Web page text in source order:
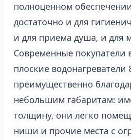
полноценном
достаточно и для
и для приема душа, и для
Современные покупатели
плоские водонагреватели
преимущественно
небольшим габаритам:
толщину, они легко
ниши и прочие места с